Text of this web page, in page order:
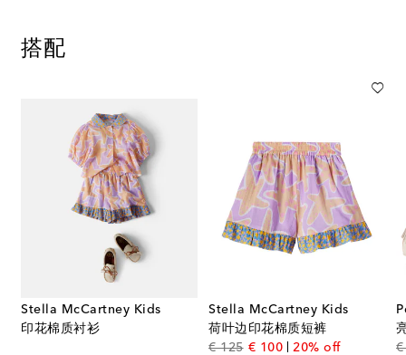
搭配
Stella McCartney Kids
印花棉质衬衫
Stella McCartney Kids
荷叶边印花棉质短裤
€ 125original price
€ 100discount price
20% off
€